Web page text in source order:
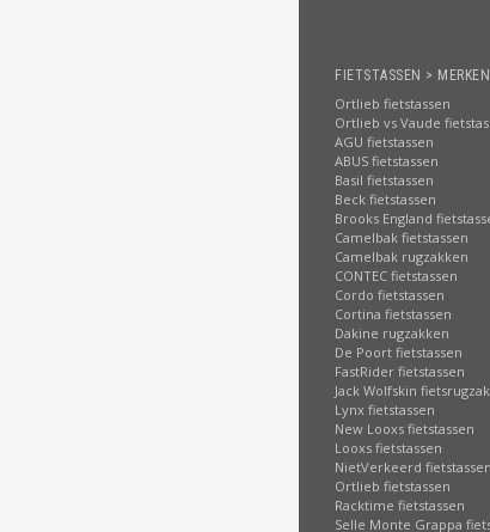
FIETSTASSEN > MERKEN
Ortlieb fietstassen
Ortlieb vs Vaude
AGU fietstassen
ABUS fietstassen
Basil fietstassen
Beck fietstassen
Brooks England
Camelbak fietstassen
Camelbak rugzakken
CONTEC fietstassen
Cordo fietstassen
Cortina fietstassen
Dakine rugzakken
De Poort fietstassen
FastRider fietstassen
Jack Wolfskin
Lynx fietstassen
New Looxs fietstassen
Looxs fietstassen
NietVerkeerd fietstassen
Ortlieb fietstassen
Racktime fietstassen
Selle Monte Grappa